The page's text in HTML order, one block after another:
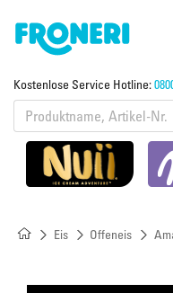
Kostenlose Service Hotline:
Eis Offeneis